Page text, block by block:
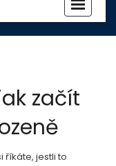
začít
říkáte, jestli to